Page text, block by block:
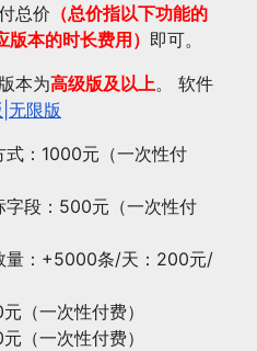
总价 （总价指以下功能的
本的时长费用） 即可。
本为高级版及以上。 软件
无限版
式：1000元（一次性付
字段：500元（一次性付
量：+5000条/天：200元/
（一次性付费）
（一次性付费）